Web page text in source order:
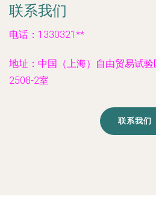
联系我们
电话：1330321**
地址：中国（上海）自由贸易试
2508-2室
联系我们